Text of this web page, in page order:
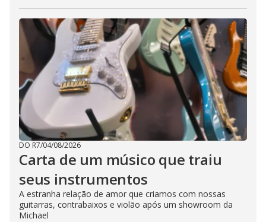
DO R7/04/08/2026
Carta de um músico que traiu
seus instrumentos
A estranha relação de amor que criamos com nossas
guitarras, contrabaixos e violão após um showroom da
Michael